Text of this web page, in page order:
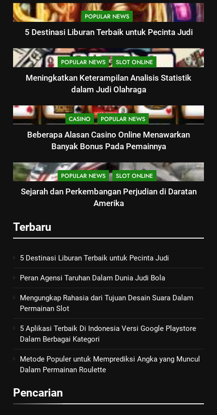
POPULAR NEWS
5 Destinasi Liburan Terbaik untuk Pecinta Judi
POPULAR NEWS SLOT ONLINE
Meningkatkan Keterampilan Analisis Statistik
dalam Judi Olahraga
CASINO POPULAR NEWS
Beberapa Alasan Casino Online Menawarkan
Banyak Bonus Pada Pemainnya
POPULAR NEWS SLOT ONLINE
Sejarah dan Perkembangan Perjudian di Daratan
Amerika
Terbaru
5 Destinasi Liburan Terbaik untuk Pecinta Judi
Peran Agensi Taruhan Dalam Dunia Judi Bola
Mengungkap Rahasia dari Tujuan Desain Suara Dalam
Permainan Slot
5 Aplikasi Terbaik Di Indonesia Versi Google Playstore
Dalam Berbagai Kategori
Metode Populer untuk Memprediksi Angka yang Muncul
Dalam Permainan Roulette
Pencarian